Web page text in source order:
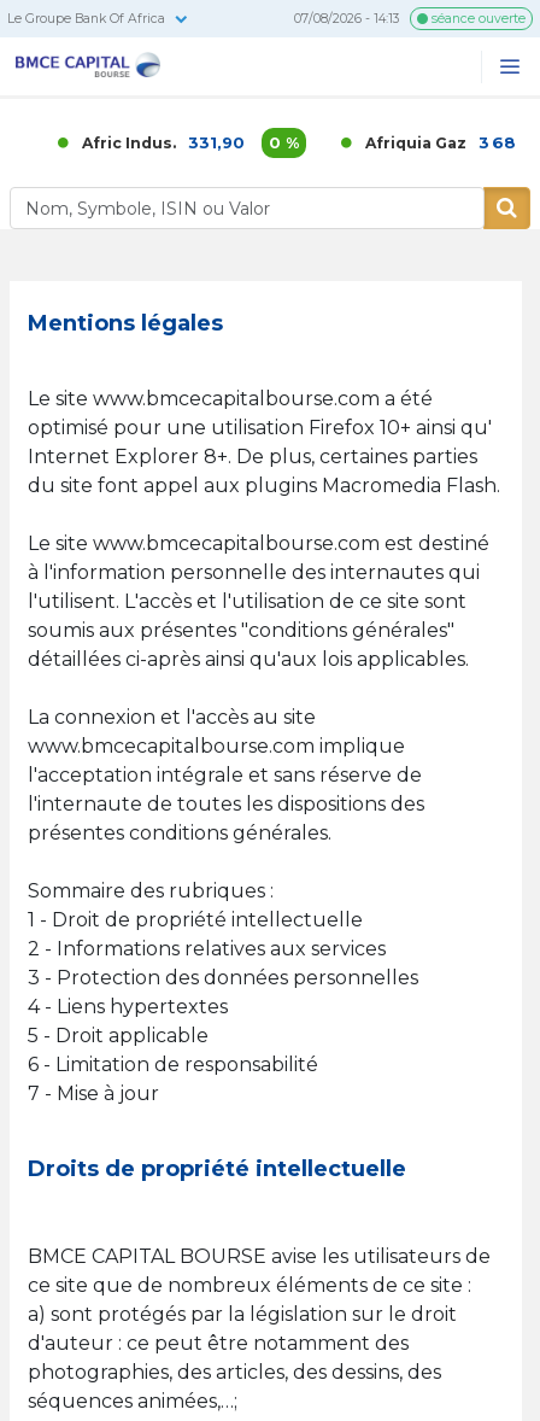
Le Groupe Bank Of Africa 07/08/2026 - 14:13 séance ouverte
Afric Indus. 331,90 0 % Afriquia Gaz 3 686,00
Mentions légales
Le site www.bmcecapitalbourse.com a été
optimisé pour une utilisation Firefox 10+ ainsi qu'
Internet Explorer 8+. De plus, certaines parties
du site font appel aux plugins Macromedia Flash.
Le site www.bmcecapitalbourse.com est destiné
à l'information personnelle des internautes qui
l'utilisent. L'accès et l'utilisation de ce site sont
soumis aux présentes "conditions générales"
détaillées ci-après ainsi qu'aux lois applicables.
La connexion et l'accès au site
www.bmcecapitalbourse.com implique
l'acceptation intégrale et sans réserve de
l'internaute de toutes les dispositions des
présentes conditions générales.
Sommaire des rubriques :
1 - Droit de propriété intellectuelle
2 - Informations relatives aux services
3 - Protection des données personnelles
4 - Liens hypertextes
5 - Droit applicable
6 - Limitation de responsabilité
7 - Mise à jour
Droits de propriété intellectuelle
BMCE CAPITAL BOURSE avise les utilisateurs de
ce site que de nombreux éléments de ce site :
a) sont protégés par la législation sur le droit
d'auteur : ce peut être notamment des
photographies, des articles, des dessins, des
séquences animées,…;